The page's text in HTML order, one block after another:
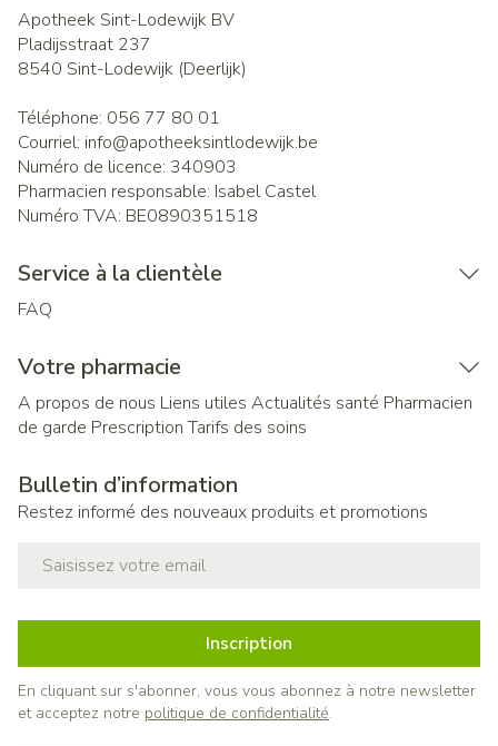
Apotheek Sint-Lodewijk BV
Pladijsstraat 237
8540 Sint-Lodewijk (Deerlijk)
Téléphone: 056 77 80 01
Courriel: info@apotheeksintlodewijk.be
Numéro de licence: 340903
Pharmacien responsable: Isabel Castel
Numéro TVA: BE0890351518
Service à la clientèle
FAQ
Votre pharmacie
A propos de nous Liens utiles Actualités santé Pharmacien
de garde Prescription Tarifs des soins
Bulletin d’information
Restez informé des nouveaux produits et promotions
Inscription
En cliquant sur s'abonner, vous vous abonnez à notre newsletter
et acceptez notre politique de confidentialité.